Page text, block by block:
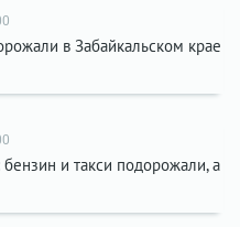
в Забайкальском крае
и такси подорожали, а